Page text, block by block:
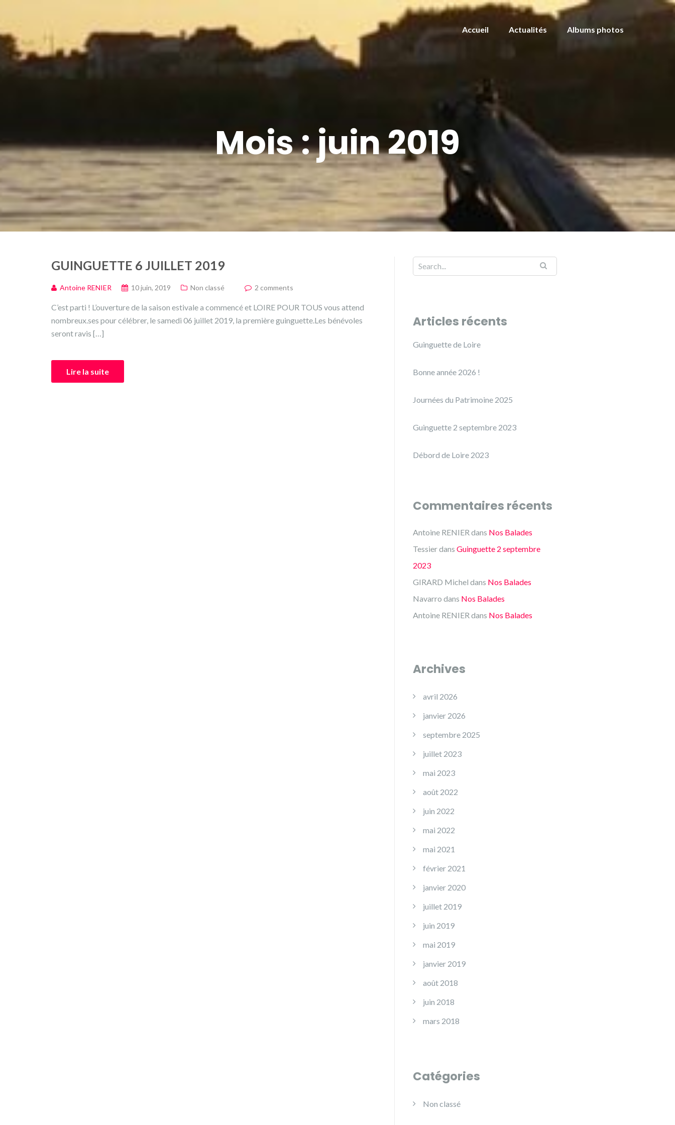
Accueil Actualités Albums photos
Mois :juin 2019
GUINGUETTE 6 JUILLET 2019
Antoine RENIER 10 juin, 2019 Non classé 2 comments
C’est parti ! L’ouverture de la saison estivale a commencé et LOIRE POUR TOUS vous attend
nombreux.ses pour célébrer, le samedi 06 juillet 2019, la première guinguette.Les bénévoles
seront ravis […]
Lire la suite
Articles récents
Guinguette de Loire
Bonne année 2026 !
Journées du Patrimoine 2025
Guinguette 2 septembre 2023
Débord de Loire 2023
Commentaires récents
Antoine RENIER dans Nos Balades
Tessierdans Guinguette 2 septembre
2023
GIRARD Michel dans Nos Balades
Navarro dans Nos Balades
Antoine RENIER dans Nos Balades
Archives
avril 2026
janvier 2026
septembre 2025
juillet 2023
mai 2023
août 2022
juin 2022
mai 2022
mai 2021
février 2021
janvier 2020
juillet 2019
juin 2019
mai 2019
janvier 2019
août 2018
juin 2018
mars 2018
Catégories
Non classé